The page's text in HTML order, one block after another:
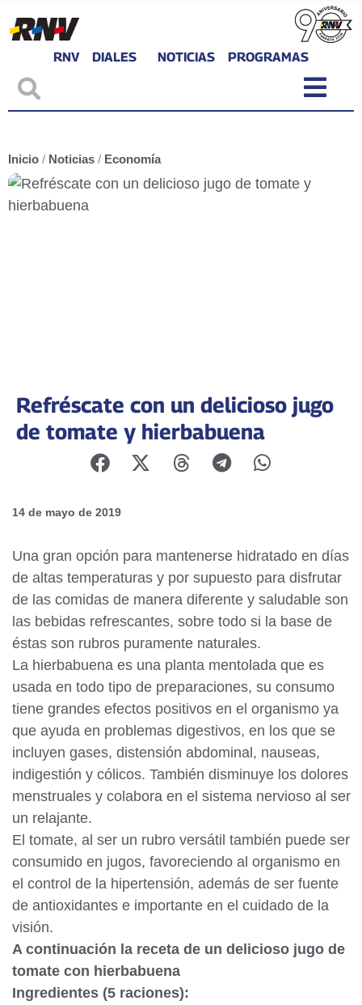
RNV DIALES NOTICIAS PROGRAMAS
Inicio / Noticias / Economía
Refréscate con un delicioso jugo
de tomate y hierbabuena
14 de mayo de 2019
Una gran opción para mantenerse hidratado en días
de altas temperaturas y por supuesto para disfrutar
de las comidas de manera diferente y saludable son
las bebidas refrescantes, sobre todo si la base de
éstas son rubros puramente naturales.
La hierbabuena es una planta mentolada que es
usada en todo tipo de preparaciones, su consumo
tiene grandes efectos positivos en el organismo ya
que ayuda en problemas digestivos, en los que se
incluyen gases, distensión abdominal, nauseas,
indigestión y cólicos. También disminuye los dolores
menstruales y colabora en el sistema nervioso al ser
un relajante.
El tomate, al ser un rubro versátil también puede ser
consumido en jugos, favoreciendo al organismo en
el control de la hipertensión, además de ser fuente
de antioxidantes e importante en el cuidado de la
visión.
A continuación la receta de un delicioso jugo de
tomate con hierbabuena
Ingredientes (5 raciones):